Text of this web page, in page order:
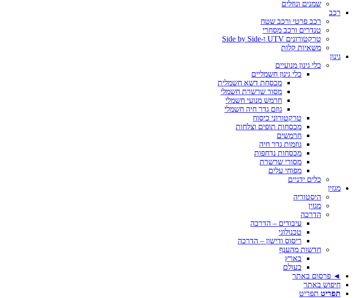
שמנים ונוזלים
רכב
רכב פרטי ורכב שטח
טנדרים ורכב מסחרי
טרקטורונים UTV ו-Side by Side
משאיות קלות
גינון
כלי גינון מנועיים
כלי גינון חשמליים
מכסחת דשא חשמלית
מסור שרשרת חשמלי
חרמש מנועי חשמלי
גוזם גדר חיה חשמלי
טרקטורוני כיסוח
מכסחות תופים וצלחות
חרמשים
גוזמות גדר חיה
מכסחות נדחפות
מסורי שרשרת
מפוחי עלים
כלים ידניים
מגזין
היסטוריה
מגזין
הדרכה
עיבודים – הדרכה
טכנולוגי
ריסוס ודישון – הדרכה
חדשות מהענף
בארץ
בעולם
◄ פרסום באתר
חיפוש באתר
תפריט תפריט